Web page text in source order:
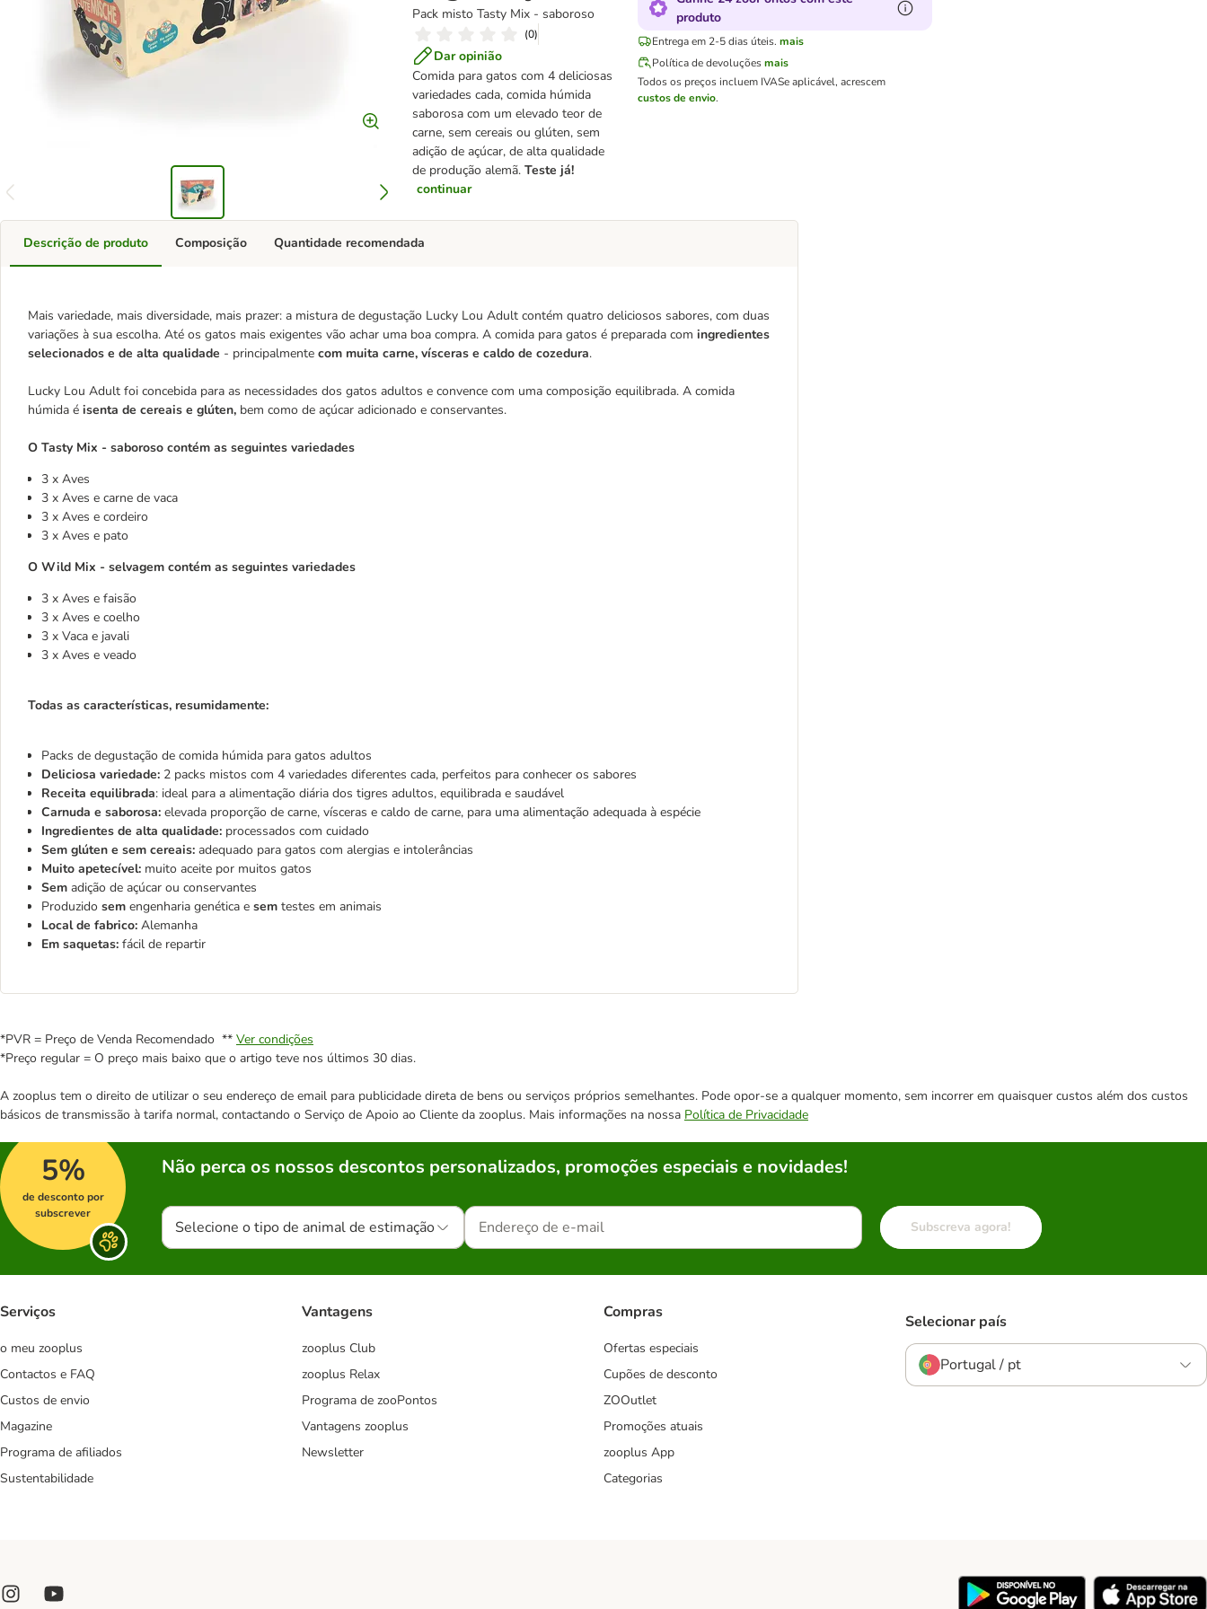
Pack misto Tasty Mix - saboroso
(0)
Dar opinião
Comida para gatos com 4 deliciosas
variedades cada, comida húmida
saborosa com um elevado teor de
carne, sem cereais ou glúten, sem
adição de açúcar, de alta qualidade
de produção alemã. Teste já!
continuar
produto
Entrega em 2-5 dias úteis. mais
Política de devoluçõesmais
Todos os preços incluem IVASe aplicável, acrescem
custos de envio.
Descrição de produto
Mais variedade, mais diversidade, mais prazer: a mistura de degustação Lucky Lou Adult contém quatro deliciosos sabores, com duas
variações à sua escolha. Até os gatos mais exigentes vão achar uma boa compra. A comida para gatos é preparada com ingredientes
selecionados e de alta qualidade - principalmente com muita carne, vísceras e caldo de cozedura.
Lucky Lou Adult foi concebida para as necessidades dos gatos adultos e convence com uma composição equilibrada. A comida
húmida é isenta de cereais e glúten, bem como de açúcar adicionado e conservantes.
O Tasty Mix - saboroso contém as seguintes variedades
3 x Aves
3 x Aves e carne de vaca
3 x Aves e cordeiro
3 x Aves e pato
O Wild Mix - selvagem contém as seguintes variedades
3 x Aves e faisão
3 x Aves e coelho
3 x Vaca e javali
3 x Aves e veado
Todas as características, resumidamente:
Packs de degustação de comida húmida para gatos adultos
Deliciosa variedade: 2 packs mistos com 4 variedades diferentes cada, perfeitos para conhecer os sabores
Receita equilibrada: ideal para a alimentação diária dos tigres adultos, equilibrada e saudável
Carnuda e saborosa: elevada proporção de carne, vísceras e caldo de carne, para uma alimentação adequada à espécie
Ingredientes de alta qualidade: processados com cuidado
Sem glúten e sem cereais: adequado para gatos com alergias e intolerâncias
Muito apetecível: muito aceite por muitos gatos
Sem adição de açúcar ou conservantes
Produzido sem engenharia genética e sem testes em animais
Local de fabrico: Alemanha
Em saquetas: fácil de repartir
Composição Quantidade recomendada
*PVR = Preço de Venda Recomendado ** Ver condições
*Preço regular = O preço mais baixo que o artigo teve nos últimos 30 dias.
A zooplus tem o direito de utilizar o seu endereço de email para publicidade direta de bens ou serviços próprios semelhantes. Pode opor-se a qualquer momento, sem incorrer em quaisquer custos além dos custos
básicos de transmissão à tarifa normal, contactando o Serviço de Apoio ao Cliente da zooplus. Mais informações na nossa Política de Privacidade
5%
de desconto por
subscrever
Não perca os nossos descontos personalizados, promoções especiais e novidades!
Selecione o tipo de animal de estimação Subscreva agora!
Serviços
o meu zooplus
Contactos e FAQ
Custos de envio
Magazine
Programa de afiliados
Sustentabilidade
Vantagens
zooplus Club
zooplus Relax
Programa de zooPontos
Vantagens zooplus
Newsletter
Compras
Ofertas especiais
Cupões de desconto
ZOOutlet
Promoções atuais
zooplus App
Categorias
Selecionar país
Portugal / pt